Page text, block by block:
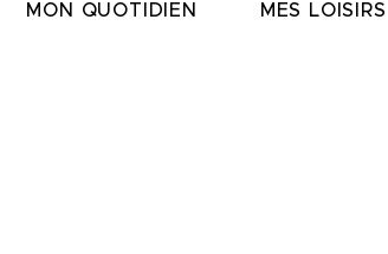
MON QUOTIDIEN MES LOISIRS